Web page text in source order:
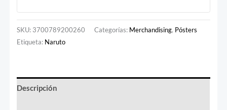
SKU: 3700789200260 Categorías: Merchandising, Pósters
Etiqueta: Naruto
Descripción